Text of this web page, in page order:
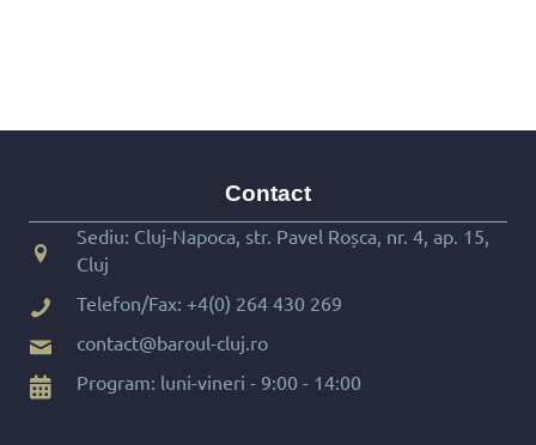
Contact
Sediu: Cluj-Napoca, str. Pavel Roșca, nr. 4, ap. 15,
Cluj
Telefon/Fax: +4(0) 264 430 269
contact@baroul-cluj.ro
Program: luni-vineri - 9:00 - 14:00